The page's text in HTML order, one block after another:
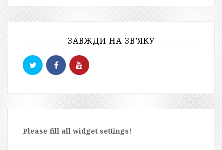
ЗАВЖДИ НА ЗВ’ЯКУ
Please fill all widget settings!